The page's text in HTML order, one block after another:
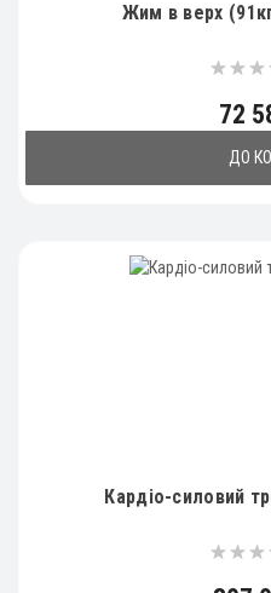
Жим в верх
72
ДО
Кардіо-силовий